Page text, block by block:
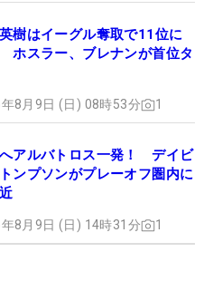
樹はイーグル奪取で11位に
ホスラー、ブレナンが首位タ
8月9日 (日) 08時53分 1
アルバトロス一発！ デイビ
ンプソンがプレーオフ圏内に
8月9日 (日) 14時31分 1